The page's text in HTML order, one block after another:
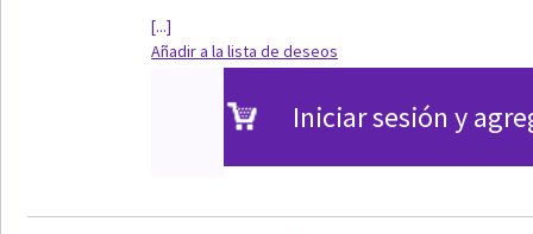
[...]
Añadir a la lista de deseos
Iniciar sesión y